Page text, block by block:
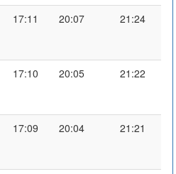
17:11 20:07 21:24
17:10 20:05 21:22
17:09 20:04 21:21